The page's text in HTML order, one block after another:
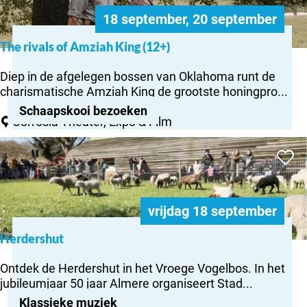
u
k
(
r
y
u
t
)
m
e
r
King
(12+)
T
h
e
r
v
a
l
s
o
f
A
m
i
a
The rivals of Amziah King (12+)
18 september, 20 september
Diep in de afgelegen bossen van Oklahoma runt de
charismatische Amziah King de grootste honingpro...
Corrosia Theater, Expo & Film
Herdershut
H
e
r
d
Herdershut
vrijdag 18 september
Ontdek de Herdershut in het Vroege Vogelbos. In het
jubileumjaar 50 jaar Almere organiseert Stad...
Schaapskooi bezoeken
Voeg
Klassieke muziek